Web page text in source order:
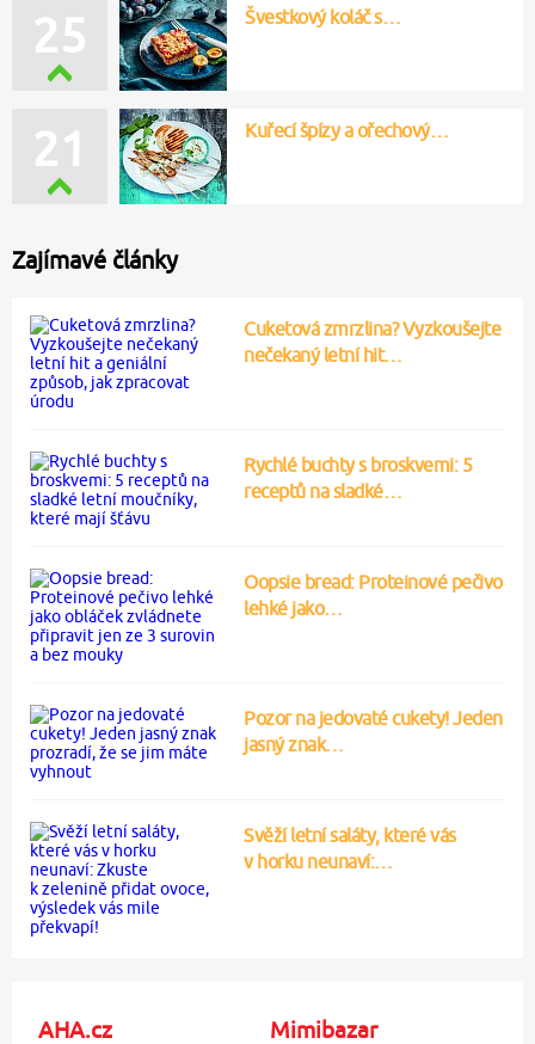
25 Švestkový koláč s…
21 Kuřecí špízy a ořechový…
Zajímavé články
Cuketová zmrzlina? Vyzkoušejte
nečekaný letní hit…
Rychlé buchty s broskvemi: 5
receptů na sladké…
Oopsie bread: Proteinové pečivo
lehké jako…
Pozor na jedovaté cukety! Jeden
jasný znak…
Svěží letní saláty, které vás
v horku neunaví:…
AHA.cz Mimibazar